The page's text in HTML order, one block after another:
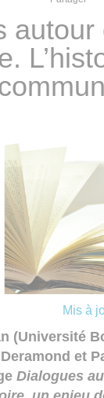
autour
Mis à
(Université
et
Dialogues